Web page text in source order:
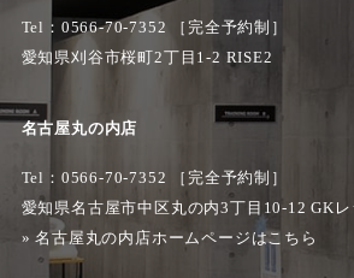
Tel： 0566-70-7352
［完全予約制］
愛知県刈谷市桜町2丁目1-2 RISE2
名古屋丸の内店
Tel：0566-70-7352 ［完全予約制］
愛知県名古屋市中区丸の内3丁目10-12 GK
»名古屋丸の内店ホームページはこちら